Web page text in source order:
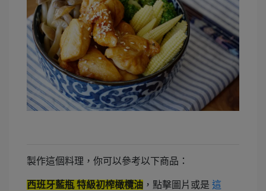
製作這個料理，你可以參考以下商品：
西班牙藍瓶 特級初榨橄欖油 ，點擊圖片或是 這